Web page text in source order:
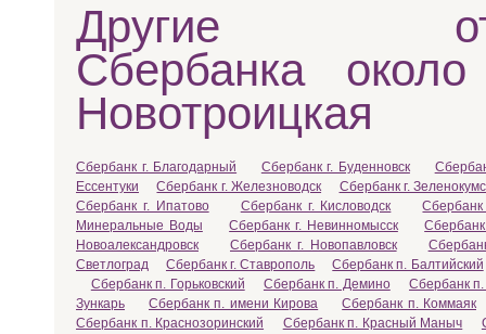
Другие
Сбербанка
Новотроицкая
Сбербанк г. Благодарный Сбербанк г. Буденновск
Ессентуки
Сбербанк г. Железноводск
Сбербанк г.
Сбербанк г. Ипатово
Сбербанк г. Кисловодск
Минеральные Воды
Сбербанк г. Невинномысск
Новоалександровск
Сбербанк г. Новопавловск
Светлоград
Сбербанк г. Ставрополь
Сбербанк п. Балтийский
Сбербанк п. Горьковский
Сбербанк п. Демино
Сбербанк
Зункарь
Сбербанк п. имени Кирова
Сбербанк п. Коммаяк
Сбербанк п. Краснозоринский
Сбербанк п. Красный Маныч